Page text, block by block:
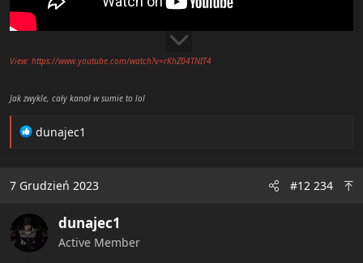
View: https://www.youtube.com/watch?v=rKhZ04TNIT4
Jak zwykle, cały kanał w sumie to lol
R
t
n
s
dunajec1
7 Grudzień 2023 #12 234
dunajec1
Active Member